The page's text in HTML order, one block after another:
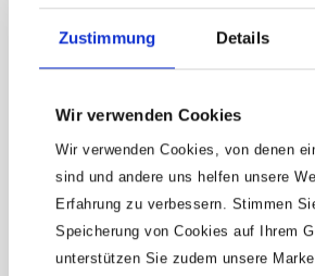
Zustimmung Details
Wir verwenden Cookies
Wir verwenden Cookies, von denen
sind und andere uns helfen unsere
Erfahrung zu verbessern. Stimmen
Speicherung von Cookies auf Ihrem
unterstützen Sie zudem unsere
HAZET Sicherungsfeder
HF814 · Vierkant hohl 12,5
Sicherungsfeder für
E16Für 900SFür
Steckschlüsseleinsätze nach DIN
In GermanyAntrieb: Vierkant hohl
Maschinenbetätigung Haftungsausschluss
Falsche bzw. fehlerhafte
Produktnummer: 900S-
4,15 €